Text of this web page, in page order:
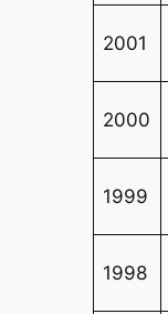
2001
2000
1999
1998